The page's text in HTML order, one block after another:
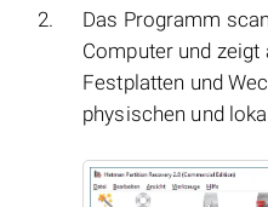
Das Programm
Computer und
Festplatten und
physischen und